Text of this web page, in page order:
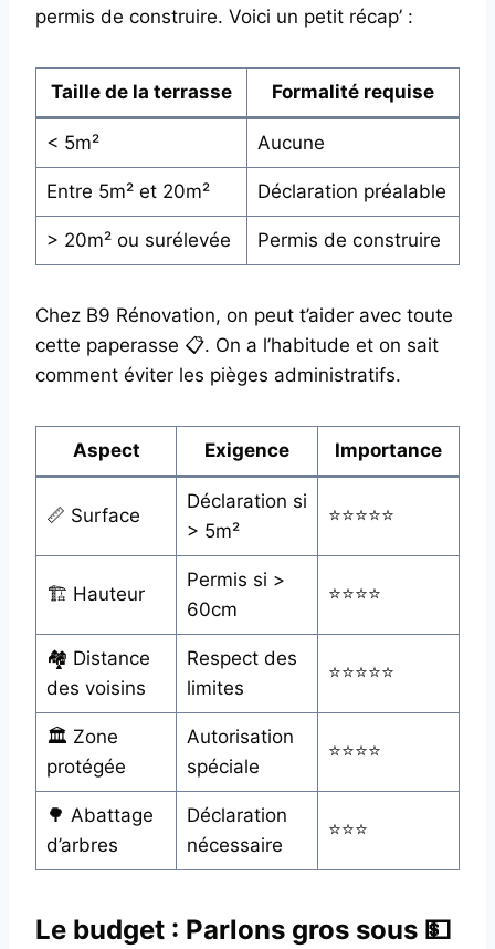
permis de construire. Voici un petit récap’ :
Taille de la terrasse Formalité requise
< 5m² Aucune
Entre 5m² et 20m² Déclaration préalable
> 20m² ou surélevée Permis de construire
Chez B9 Rénovation, on peut t’aider avec toute
cette paperasse 📋. On a l’habitude et on sait
comment éviter les pièges administratifs.
Aspect Exigence Importance
📏 Surface
Déclaration si
> 5m²
⭐⭐⭐⭐⭐
🏗️ Hauteur
Permis si >
60cm
⭐⭐⭐⭐
🏘️ Distance
des voisins
Respect des
limites
⭐⭐⭐⭐⭐
🏛️ Zone
protégée
Autorisation
spéciale
⭐⭐⭐⭐
🌳 Abattage
d’arbres
Déclaration
nécessaire
⭐⭐⭐
Le budget : Parlons gros sous 💵